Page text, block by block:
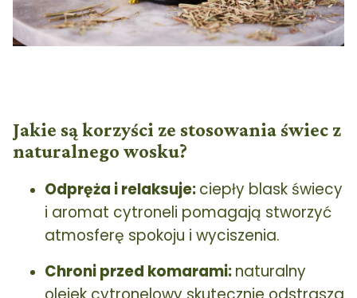
Jakie są korzyści ze stosowania świec z
naturalnego wosku?
Odpręża i relaksuje:ciepły blask świecy
i aromat cytroneli pomagają stworzyć
atmosferę spokoju i wyciszenia.
Chroni przed komarami:naturalny